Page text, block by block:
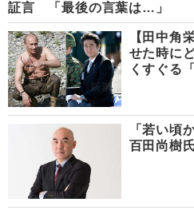
証言 「最後の言葉は…」
【田中角
せた時に
くすぐる
「若い頃
百田尚樹